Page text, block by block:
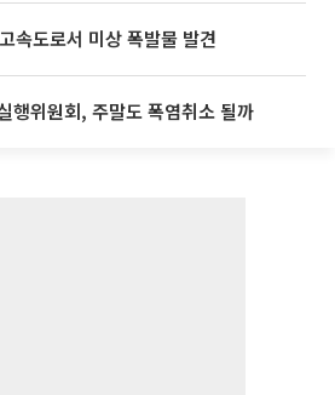
속도로서 미상 폭발물 발견
행위원회, 주말도 폭염취소 될까